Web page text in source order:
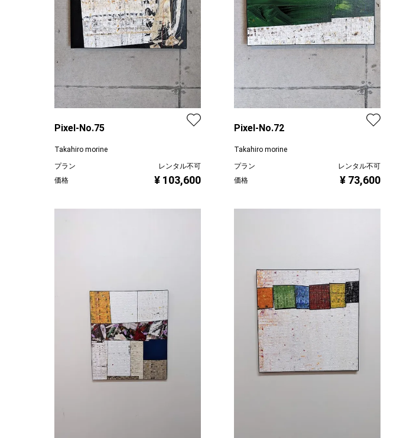
Pixel-No.75
Takahiro morine
プラン
レンタル不可
価格
¥ 103,600
Pixel-No.72
Takahiro morine
プラン
レンタル不可
価格
¥ 73,600